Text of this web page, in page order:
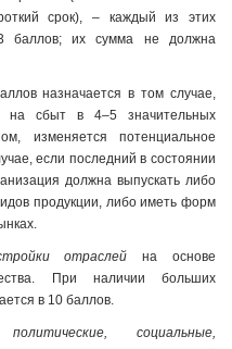
срок), – каждый из этих
баллов; их сумма не должна
назначается в том случае,
на сбыт в 4–5 значительных
изменяется потенциальное
если последний в состоянии
должна выпускать либо
продукции, либо иметь форм
отраслей на основе
При наличии больших
в 10 баллов.
политические, социальные,